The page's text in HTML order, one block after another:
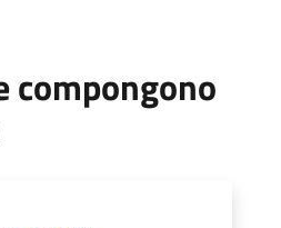
compongono